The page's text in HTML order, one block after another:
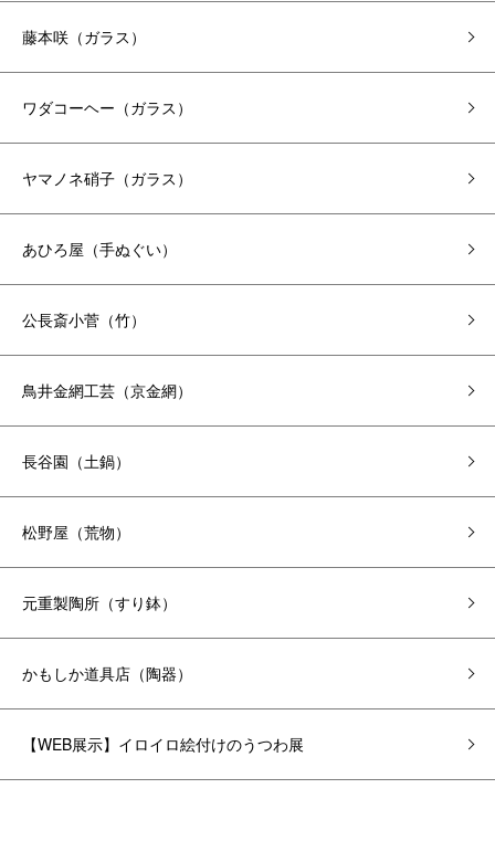
藤本咲（ガラス）
ワダコーヘー（ガラス）
ヤマノネ硝子（ガラス）
あひろ屋（手ぬぐい）
公長斎小菅（竹）
鳥井金網工芸（京金網）
長谷園（土鍋）
松野屋（荒物）
元重製陶所（すり鉢）
かもしか道具店（陶器）
【WEB展示】イロイロ絵付けのうつわ展